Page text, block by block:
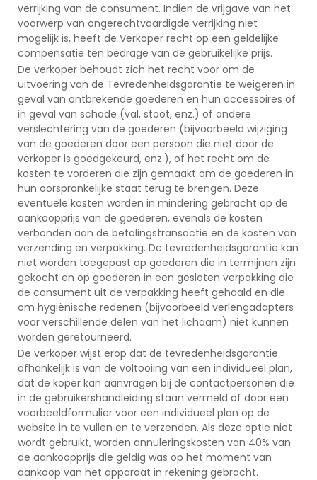
verrijking van de consument. Indien de vrijgave van het
voorwerp van ongerechtvaardigde verrijking niet
mogelijk is, heeft de Verkoper recht op een geldelijke
compensatie ten bedrage van de gebruikelijke prijs.
De verkoper behoudt zich het recht voor om de
uitvoering van de Tevredenheidsgarantie te weigeren in
geval van ontbrekende goederen en hun accessoires of
in geval van schade (val, stoot, enz.) of andere
verslechtering van de goederen (bijvoorbeeld wijziging
van de goederen door een persoon die niet door de
verkoper is goedgekeurd, enz.), of het recht om de
kosten te vorderen die zijn gemaakt om de goederen in
hun oorspronkelijke staat terug te brengen. Deze
eventuele kosten worden in mindering gebracht op de
aankoopprijs van de goederen, evenals de kosten
verbonden aan de betalingstransactie en de kosten van
verzending en verpakking. De tevredenheidsgarantie kan
niet worden toegepast op goederen die in termijnen zijn
gekocht en op goederen in een gesloten verpakking die
de consument uit de verpakking heeft gehaald en die
om hygiënische redenen (bijvoorbeeld verlengadapters
voor verschillende delen van het lichaam) niet kunnen
worden geretourneerd.
De verkoper wijst erop dat de tevredenheidsgarantie
afhankelijk is van de voltooiing van een individueel plan,
dat de koper kan aanvragen bij de contactpersonen die
in de gebruikershandleiding staan vermeld of door een
voorbeeldformulier voor een individueel plan op de
website in te vullen en te verzenden. Als deze optie niet
wordt gebruikt, worden annuleringskosten van 40% van
de aankoopprijs die geldig was op het moment van
aankoop van het apparaat in rekening gebracht.